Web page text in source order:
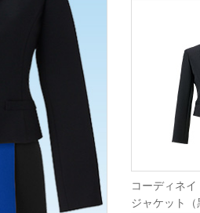
コーディネ
ジャケット（